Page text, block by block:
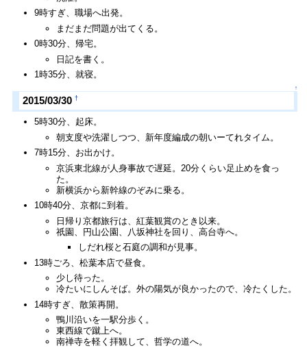
9時すぎ、職場へ出発。
まだまだ問題が出てくる。
0時30分、帰宅。
日記を書く。
1時35分、就寝。
↑
2015/03/30 †
5時30分、起床。
朝支度や洗濯しつつ、新年度編成の朝いーてれタイム。
7時15分、お出かけ。
京浜東北線が人身事故で遅延。20分くらい足止めを食っ
た。
新横浜から新幹線のぞみに乗る。
10時40分、京都に到着。
日帰り京都旅行は、紅葉観賞のとき以来。
祇園、円山公園、八坂神社を回り、高台寺へ。
しだれ桜と石庭の調和が見事。
13時ごろ、松葉本店で昼食。
少し待った。
冷たいにしんそば。外の陽気が良かったので、冷たくした。
14時すぎ、散策再開。
鴨川沿いを一駅分歩く。
東西線で蹴上へ。
南禅寺を軽く拝観して、哲学の道へ。